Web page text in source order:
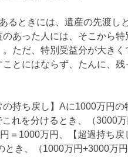
るときには、遺産の先渡し
のあった人には、そこから
ただ、特別受益分が大き
ことにはならず、たんに、
持ち戻し】Aに1000万円
これを分けるとき、（3000
＝1000万円、【超過持ち
とき、（1000万円+3000万